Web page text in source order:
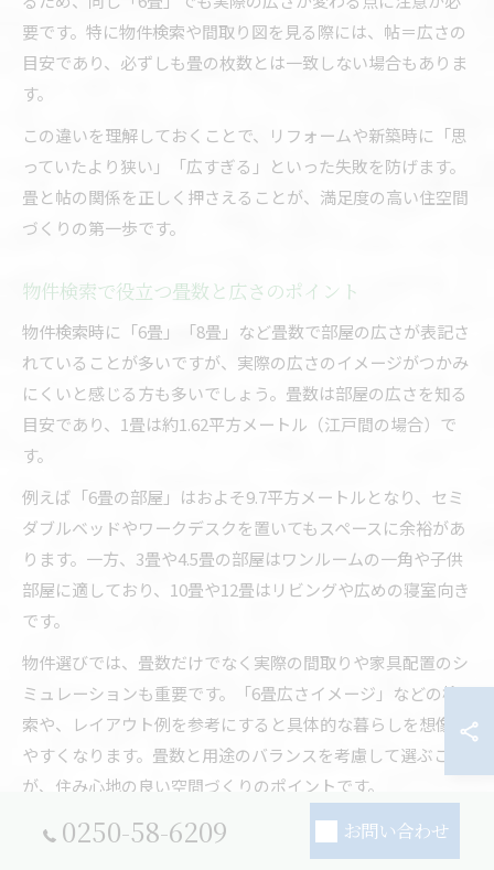
要です。特に物件検索や間取り図を見る際には、帖＝広さの
目安であり、必ずしも畳の枚数とは一致しない場合もありま
す。
この違いを理解しておくことで、リフォームや新築時に「思
っていたより狭い」「広すぎる」といった失敗を防げます。
畳と帖の関係を正しく押さえることが、満足度の高い住空間
づくりの第一歩です。
物件検索で役立つ畳数と広さのポイント
物件検索時に「6畳」「8畳」など畳数で部屋の広さが表記さ
れていることが多いですが、実際の広さのイメージがつかみ
にくいと感じる方も多いでしょう。畳数は部屋の広さを知る
目安であり、1畳は約1.62平方メートル（江戸間の場合）で
す。
例えば「6畳の部屋」はおよそ9.7平方メートルとなり、セミ
ダブルベッドやワークデスクを置いてもスペースに余裕があ
ります。一方、3畳や4.5畳の部屋はワンルームの一角や子供
部屋に適しており、10畳や12畳はリビングや広めの寝室向き
です。
物件選びでは、畳数だけでなく実際の間取りや家具配置のシ
ミュレーションも重要です。「6畳広さイメージ」などの検
索や、レイアウト例を参考にすると具体的な暮らしを想像し
やすくなります。畳数と用途のバランスを考慮して選ぶこと
が、住み心地の良い空間づくりのポイントです。
畳の表記と間取り図の正しい見方解説
0250-58-6209 お問い合わせ